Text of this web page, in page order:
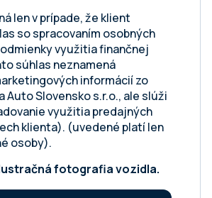
len v prípade, že klient
so spracovaním osobných
využitia finančnej
súhlas neznamená
informácií zo
Auto Slovensko s.r.o., ale slúži
využitia predajných
klienta). (uvedené platí len
osoby).
fotografia vozidla.